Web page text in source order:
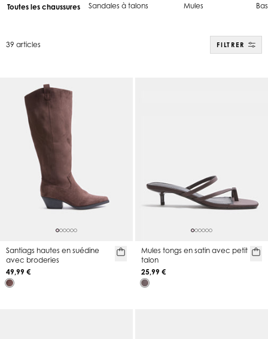
Toutes les chaussures Sandales à talons Mules
39 articles FILTRER
Santiags hautes en suédine
avec broderies
49,99 €
Mules tongs en satin avec petit
talon
25,99 €